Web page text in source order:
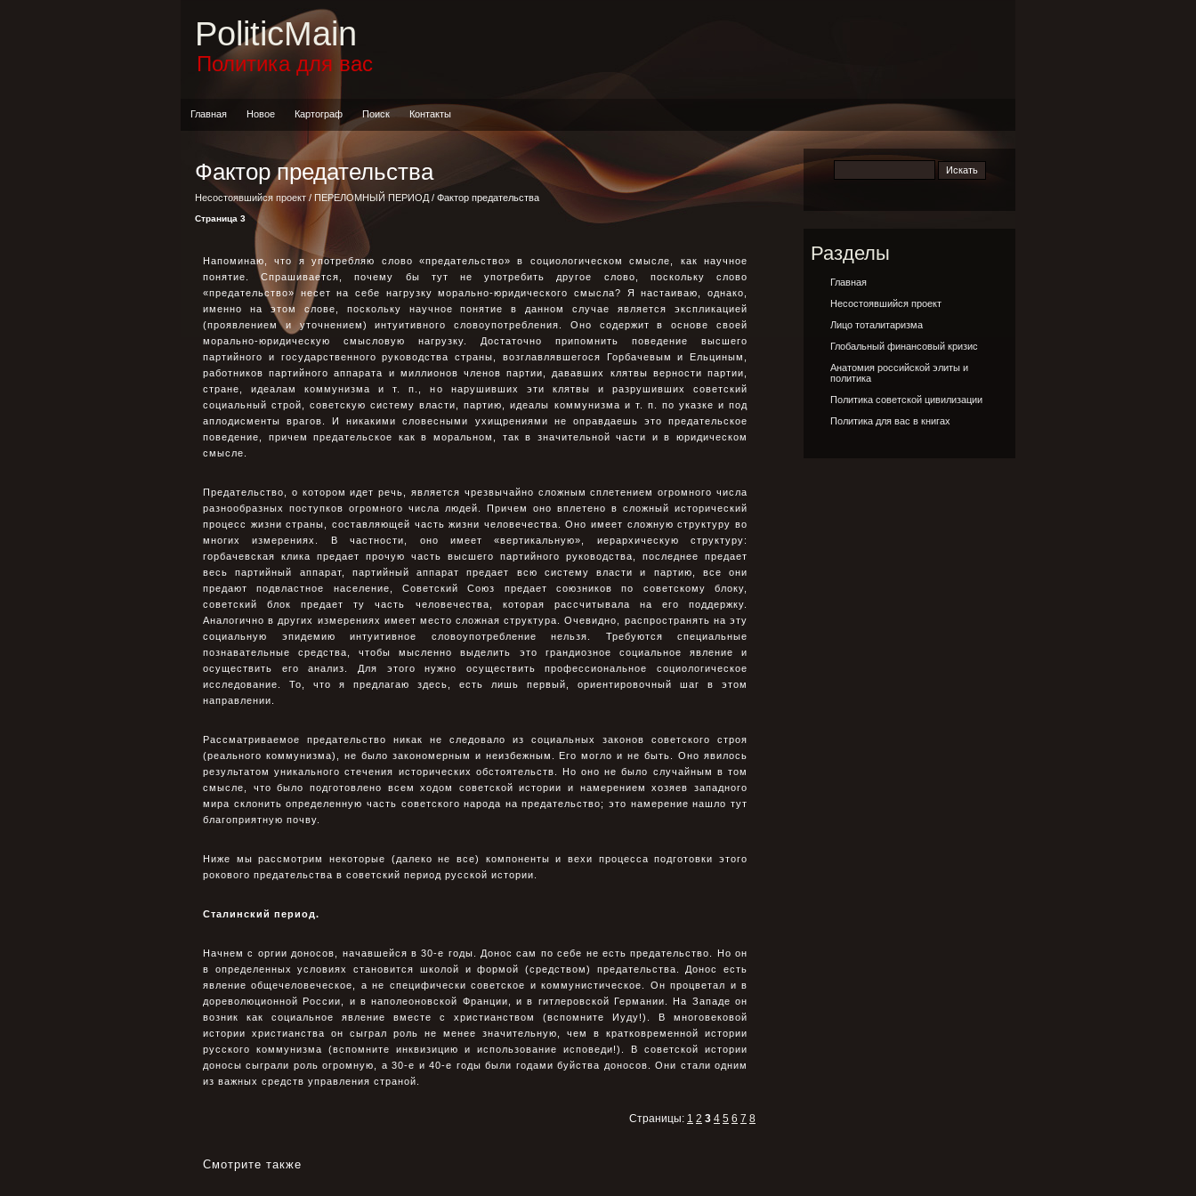
PoliticMain
Политика для вас
Главная Новое Картограф Поиск Контакты
Фактор предательства
Несостоявшийся проект/ ПЕРЕЛОМНЫЙ ПЕРИОД / Фактор предательства
Страница 3
Напоминаю, что я употребляю слово «предательство» в социологическом смысле, как научное
понятие. Спрашивается, почему бы тут не употребить другое слово, поскольку слово
«предательство» несет на себе нагрузку морально-юридического смысла? Я настаиваю, однако,
именно на этом слове, поскольку научное понятие в данном случае является экспликацией
(проявлением и уточнением) интуитивного словоупотребления. Оно содержит в основе своей
морально-юридическую смысловую нагрузку. Достаточно припомнить поведение высшего
партийного и государственного руководства страны, возглавлявшегося Горбачевым и Ельциным,
работников партийного аппарата и миллионов членов партии, дававших клятвы верности партии,
стране, идеалам коммунизма и т. п., но нарушивших эти клятвы и разрушивших советский
социальный строй, советскую систему власти, партию, идеалы коммунизма и т. п. по указке и под
аплодисменты врагов. И никакими словесными ухищрениями не оправдаешь это предательское
поведение, причем предательское как в моральном, так в значительной части и в юридическом
смысле.
Предательство, о котором идет речь, является чрезвычайно сложным сплетением огромного числа
разнообразных поступков огромного числа людей. Причем оно вплетено в сложный исторический
процесс жизни страны, составляющей часть жизни человечества. Оно имеет сложную структуру во
многих измерениях. В частности, оно имеет «вертикальную», иерархическую структуру:
горбачевская клика предает прочую часть высшего партийного руководства, последнее предает
весь партийный аппарат, партийный аппарат предает всю систему власти и партию, все они
предают подвластное население, Советский Союз предает союзников по советскому блоку,
советский блок предает ту часть человечества, которая рассчитывала на его поддержку.
Аналогично в других измерениях имеет место сложная структура. Очевидно, распространять на эту
социальную эпидемию интуитивное словоупотребление нельзя. Требуются специальные
познавательные средства, чтобы мысленно выделить это грандиозное социальное явление и
осуществить его анализ. Для этого нужно осуществить профессиональное социологическое
исследование. То, что я предлагаю здесь, есть лишь первый, ориентировочный шаг в этом
направлении.
Рассматриваемое предательство никак не следовало из социальных законов советского строя
(реального коммунизма), не было закономерным и неизбежным. Его могло и не быть. Оно явилось
результатом уникального стечения исторических обстоятельств. Но оно не было случайным в том
смысле, что было подготовлено всем ходом советской истории и намерением хозяев западного
мира склонить определенную часть советского народа на предательство; это намерение нашло тут
благоприятную почву.
Ниже мы рассмотрим некоторые (далеко не все) компоненты и вехи процесса подготовки этого
рокового предательства в советский период русской истории.
Сталинский период.
Начнем с оргии доносов, начавшейся в 30-е годы. Донос сам по себе не есть предательство. Но он
в определенных условиях становится школой и формой (средством) предательства. Донос есть
явление общечеловеческое, а не специфически советское и коммунистическое. Он процветал и в
дореволюционной России, и в наполеоновской Франции, и в гитлеровской Германии. На Западе он
возник как социальное явление вместе с христианством (вспомните Иуду!). В многовековой
истории христианства он сыграл роль не менее значительную, чем в кратковременной истории
русского коммунизма (вспомните инквизицию и использование исповеди!). В советской истории
доносы сыграли роль огромную, а 30-е и 40-е годы были годами буйства доносов. Они стали одним
из важных средств управления страной.
Страницы: 1 2 3 4 5 6 7 8
Смотрите также
Разделы
Главная
Несостоявшийся проект
Лицо тоталитаризма
Глобальный финансовый кризис
Анатомия российской элиты и
политика
Политика советской цивилизации
Политика для вас в книгах